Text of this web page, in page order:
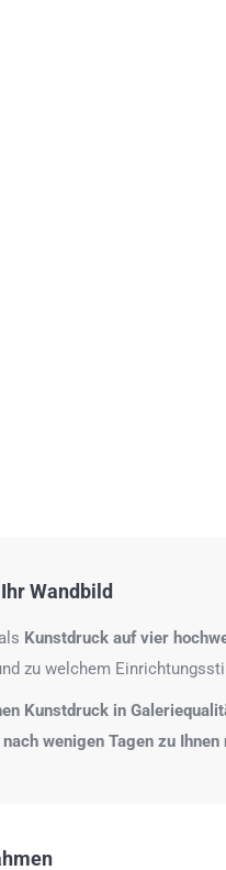
Wandbild
Kunstdruck auf vier
zu welchem
Kunstdruck in
wenigen Tagen zu Ihnen